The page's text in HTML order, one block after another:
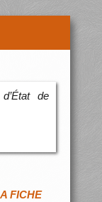
de
FICHE